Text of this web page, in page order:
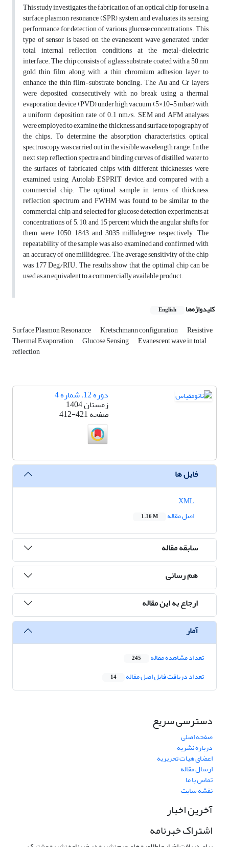
This study investigates the fabrication of an optical chip for use in a
surface plasmon resonance (SPR) system, and evaluates its sensing
performance for detection of various glucose concentrations. This
type of sensor is based on the evanescent wave generated under
total internal reflection conditions at the metal-dielectric
interface. The chip consists of a glass substrate coated with a 50 nm
gold thin film, along with a thin chromium adhesion layer to
enhance the thin film-substrate bonding. The Au and Cr layers
were deposited consecutively with no break using a thermal
evaporation device (PVD) under high vacuum (5×10-5 mbar) with
a uniform deposition rate of 0.1 nm/s. SEM and AFM analyses
were employed to examine the thickness and surface topography of
the chips. To determine the absorption characteristics, optical
spectroscopy was carried out in the visible wavelength range. In the
next step, reflection spectra and binding curves of distilled water to
the surfaces of fabricated chips with different thicknesses were
examined using Autolab ESPRIT device, and compared with a
commercial chip. The optimal sample in terms of thickness,
reflection spectrum and FWHM was found to be similar to the
commercial chip, and selected for glucose detection experiments at
concentrations of 5, 10, and 15 percent which the angular shifts for
them were 1050, 1843, and 3035 millidegree, respectively. The
repeatability of the sample was also examined and confirmed with
an accuracy of one millidegree. The average sensitivity of the chip
was 177 Deg/RIU. The results show that the optimal chip can be
used as an equivalent to a commercially available product.
کلیدواژه‌ها English
Surface Plasmon Resonance Kretschmann configuration Resistive
Thermal Evaporation Glucose Sensing Evanescent wave in total
reflection
دوره 12، شماره 4
زمستان 1404
صفحه412-421
فایل ها
اصل مقاله
1.16 M
سابقه مقاله
هم رسانی
ارجاع به این مقاله
آمار
تعداد مشاهده مقاله 245
تعداد دریافت فایل اصل مقاله 14
دسترسی سریع
صفحه اصلی
درباره نشریه
اعضای هیات تحریریه
ارسال مقاله
تماس با ما
نقشه سایت
آخرین اخبار
اشتراک خبرنامه